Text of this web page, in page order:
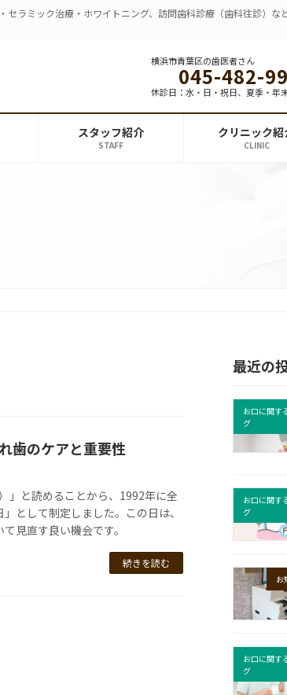
ラミック治療・ホワイトニング、訪問歯科診療（歯科往診）な
横浜市青葉区の歯医者さん
045-482-
休診日：水・日・祝日、夏季・年
スタッフ紹介
STAFF
クリニック紹
CLINIC
歯のケアと重要性
」と読めることから、1992年に全
として制定しました。この日は、
見直す良い機会です。
続きを読む
最近の
お口に関す
グ
お口に関す
グ
お
お口に関す
グ